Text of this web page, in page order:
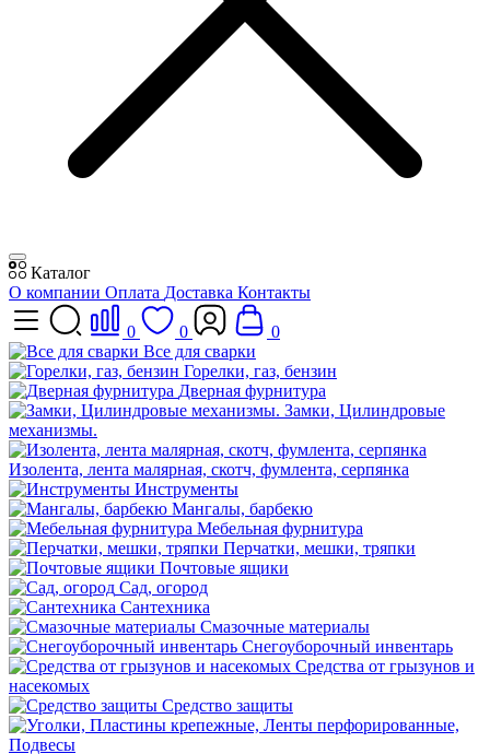
Каталог
О компании Оплата Доставка Контакты
0 0
0
Все для сварки
Горелки, газ, бензин
Дверная фурнитура
Замки, Цилиндровые
механизмы.
Изолента, лента малярная, скотч, фумлента, серпянка
Инструменты
Мангалы, барбекю
Мебельная фурнитура
Перчатки, мешки, тряпки
Почтовые ящики
Сад, огород
Сантехника
Смазочные материалы
Снегоуборочный инвентарь
Средства от грызунов и
насекомых
Средство защиты